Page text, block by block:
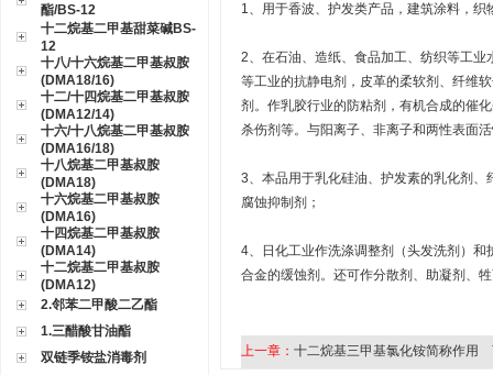
酯/BS-12
十二烷基二甲基甜菜碱BS-
12
十八/十六烷基二甲基叔胺
(DMA18/16)
十二/十四烷基二甲基叔胺
(DMA12/14)
十六/十八烷基二甲基叔胺
(DMA16/18)
十八烷基二甲基叔胺
(DMA18)
十六烷基二甲基叔胺
(DMA16)
十四烷基二甲基叔胺
(DMA14)
十二烷基二甲基叔胺
(DMA12)
2.邻苯二甲酸二乙酯
1.三醋酸甘油酯
双链季铵盐消毒剂
1、用于香波、护发类产品，建筑涂料，织
2、在石油、造纸、食品加工、纺织等工
等工业的抗静电剂，皮革的柔软剂、纤维
剂。作乳胶行业的防粘剂，有机合成的催
杀伤剂等。与阳离子、非离子和两性表面
3、本品用于乳化硅油、护发素的乳化剂
腐蚀抑制剂；
4、日化工业作洗涤调整剂（头发洗剂）
合金的缓蚀剂。还可作分散剂、助凝剂、
上一章： 十二烷基三甲基氯化铵简称作用